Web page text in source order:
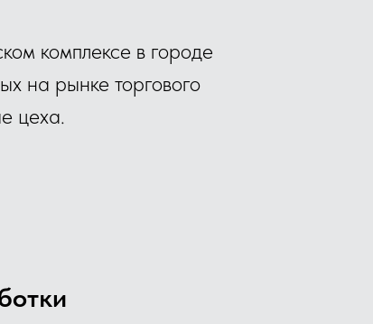
комплексе в городе
на рынке торгового
цеха.